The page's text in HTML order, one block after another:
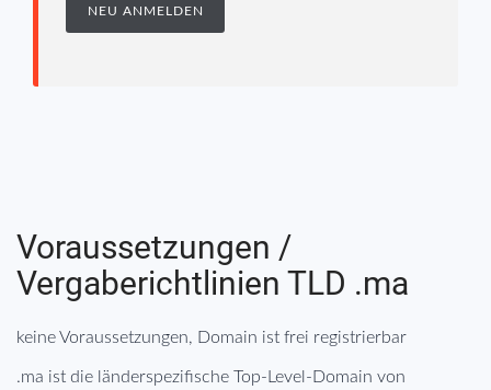
NEU ANMELDEN
Voraussetzungen /
Vergaberichtlinien TLD .ma
keine Voraussetzungen, Domain ist frei registrierbar
.ma ist die länderspezifische Top-Level-Domain von